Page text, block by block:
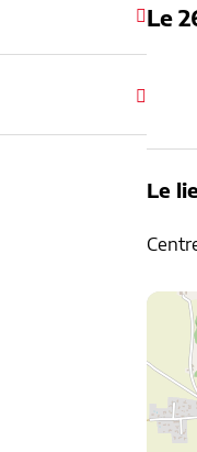
Le
Le